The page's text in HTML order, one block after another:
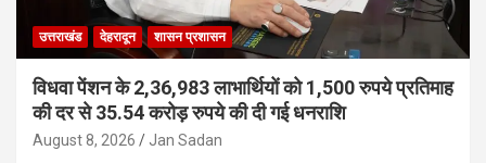
उत्तराखंड देहरादून शासन प्रशासन
विधवा पेंशन के 2,36,983 लाभार्थियों को 1,500 रुपये प्रतिमाह
की दर से 35.54 करोड़ रुपये की दी गई धनराशि
August 8, 2026 Jan Sadan